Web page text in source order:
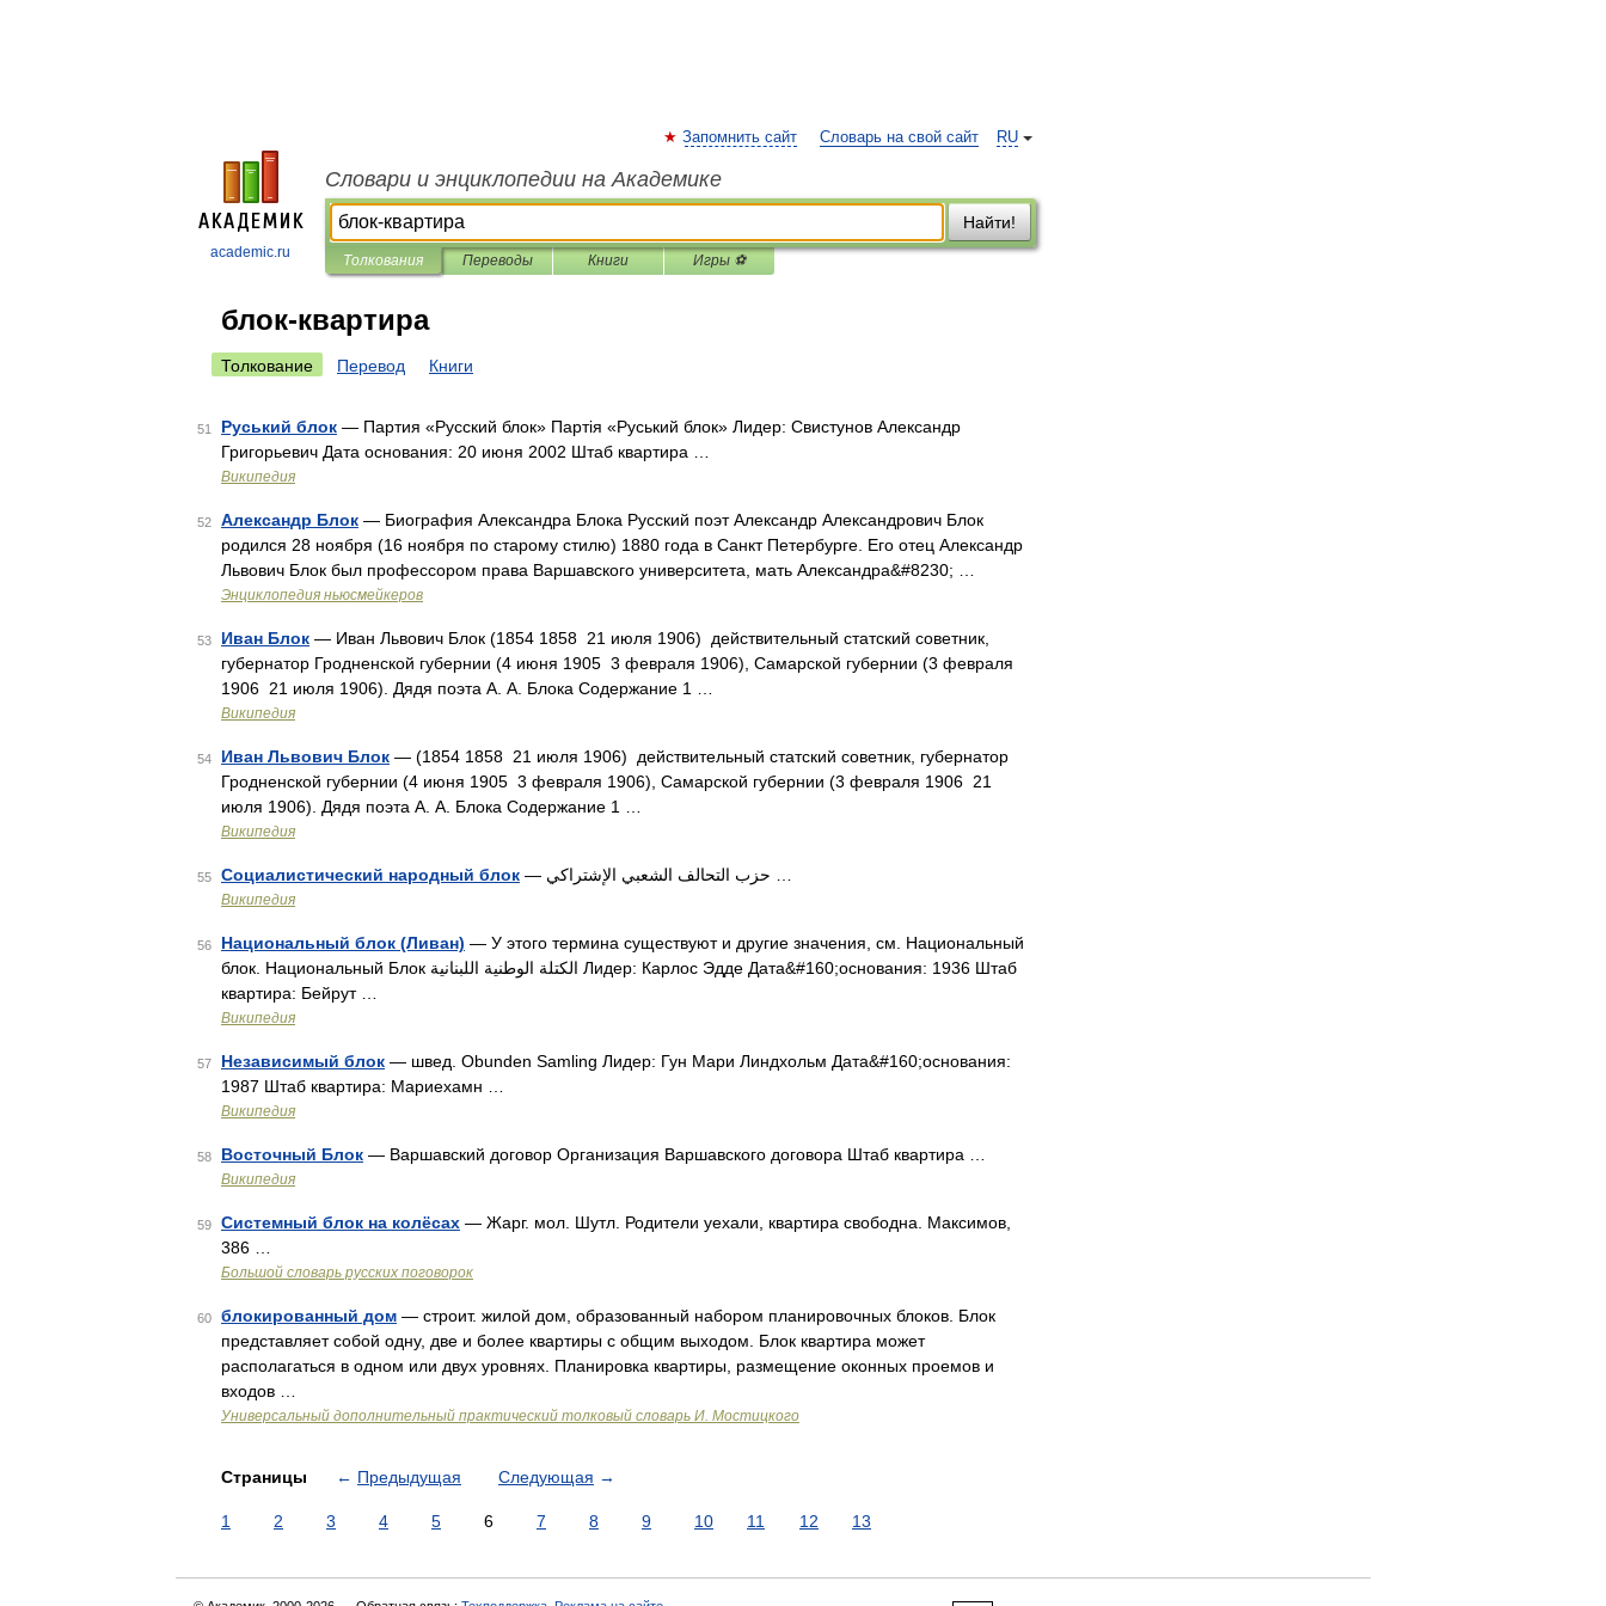
academic.ru
RU
Запомнить сайт Словарь на свой сайт
Словари и энциклопедии на Академике
Найти!
Толкования Переводы Книги Игры ⚽
блок-квартира
Толкование Перевод Книги
51 Руський блок — Партия «Русский блок» Партія «Руський блок» Лидер: Свистунов Александр
Григорьевич Дата основания: 20 июня 2002 Штаб квартира …
Википедия
52 Александр Блок — Биография Александра Блока Русский поэт Александр Александрович Блок
родился 28 ноября (16 ноября по старому стилю) 1880 года в Санкт Петербурге. Его отец Александр
Львович Блок был профессором права Варшавского университета, мать Александра&#8230; …
Энциклопедия ньюсмейкеров
53 Иван Блок — Иван Львович Блок (1854 1858 21 июля 1906) действительный статский советник,
губернатор Гродненской губернии (4 июня 1905 3 февраля 1906), Самарской губернии (3 февраля
1906 21 июля 1906). Дядя поэта А. А. Блока Содержание 1 …
Википедия
54 Иван Львович Блок — (1854 1858 21 июля 1906) действительный статский советник, губернатор
Гродненской губернии (4 июня 1905 3 февраля 1906), Самарской губернии (3 февраля 1906 21
июля 1906). Дядя поэта А. А. Блока Содержание 1 …
Википедия
55 Социалистический народный блок
Википедия
56 Национальный блок (Ливан) — У этого термина существуют и другие значения, см. Национальный
блок. Национальный Блок الكتلة الوطنية اللبنانية Лидер: Карлос Эдде Дата&#160;основания: 1936 Штаб
квартира: Бейрут …
Википедия
57 Независимый блок — швед. Obunden Samling Лидер: Гун Мари Линдхольм Дата&#160;основания:
1987 Штаб квартира: Мариехамн …
Википедия
58 Восточный Блок — Варшавский договор Организация Варшавского договора Штаб квартира …
Википедия
59 Системный блок на колёсах — Жарг. мол. Шутл. Родители уехали, квартира свободна. Максимов,
386 …
Большой словарь русских поговорок
60 блокированный дом — строит. жилой дом, образованный набором планировочных блоков. Блок
представляет собой одну, две и более квартиры с общим выходом. Блок квартира может
располагаться в одном или двух уровнях. Планировка квартиры, размещение оконных проемов и
входов …
Универсальный дополнительный практический толковый словарь И. Мостицкого
Страницы ← Предыдущая Следующая →
1 2 3 4 5 6 7 8 9 10 11 12 13